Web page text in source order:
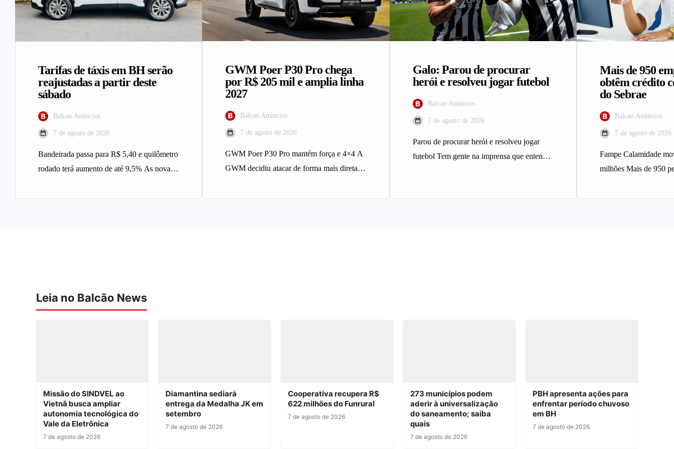
Tarifas de táxis em BH serão
reajustadas a partir deste
sábado
Balcao Anúncios
7 de agosto de 2026
Bandeirada passa para R$ 5,40 e quilômetro
rodado terá aumento de até 9,5% As novas
GWM Poer P30 Pro chega
por R$ 205 mil e amplia linha
2027
Balcao Anúncios
7 de agosto de 2026
GWM Poer P30 Pro mantém força e 4×4 A
GWM decidiu atacar de forma mais direta o
Galo: Parou de procurar
herói e resolveu jogar futebol
Balcao Anúncios
7 de agosto de 2026
Parou de procurar herói e resolveu jogar
futebol Tem gente na imprensa que entende
Mais de 950
obtêm crédito
do Sebrae
Balcao Anúncios
7 de agosto de 2026
Fampe Calamidade
milhões Mais de 950
climáticos…
Leia no Balcão News
Missão do SINDVEL ao
Vietnã busca ampliar
autonomia tecnológica do
Vale da Eletrônica
7 de agosto de 2026
Diamantina sediará
entrega da Medalha JK em
setembro
7 de agosto de 2026
Cooperativa recupera R$
622 milhões do Funrural
7 de agosto de 2026
273 municípios podem
aderir à universalização
do saneamento; saiba
quais
7 de agosto de 2026
PBH apresenta ações para
enfrentar período chuvoso
em BH
7 de agosto de 2026